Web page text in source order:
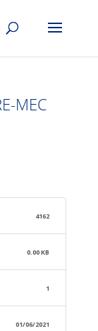
MEC
4162
0.00 KB
1
01/06/2021